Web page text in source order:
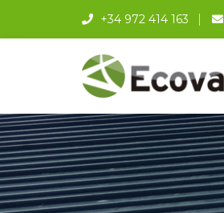
+34 972 414 163